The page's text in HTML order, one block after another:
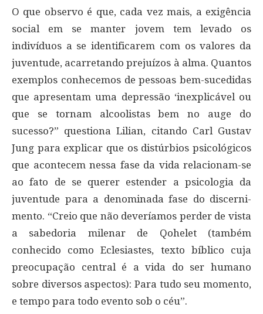
O que observo é que, cada vez mais, a exigência
social em se manter jovem tem levado os
indivíduos a se identificarem com os valores da
juventude, acarretando prejuízos à alma. Quantos
exemplos conhecemos de pessoas bem-sucedidas
que apresentam uma depressão ‘inexplicável ou
que se tornam alcoolistas bem no auge do
sucesso?” questiona Lilian, citando Carl Gustav
Jung para explicar que os distúrbios psicológicos
que acontecem nessa fase da vida relacionam-se
ao fato de se querer estender a psicologia da
juventude para a denominada fase do discerni-
mento. “Creio que não deveríamos perder de vista
a sabedoria milenar de Qohelet (também
conhecido como Eclesiastes, texto bíblico cuja
preocupação central é a vida do ser humano
sobre diversos aspectos): Para tudo seu momento,
e tempo para todo evento sob o céu”.